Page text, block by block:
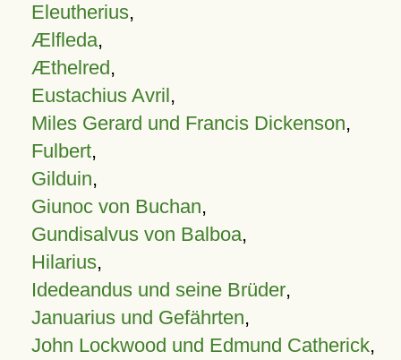
Eleutherius,
Ælfleda,
Æthelred,
Eustachius Avril,
Miles Gerard und Francis Dickenson,
Fulbert,
Gilduin,
Giunoc von Buchan,
Gundisalvus von Balboa,
Hilarius,
Idedeandus und seine Brüder,
Januarius und Gefährten,
John Lockwood und Edmund Catherick,